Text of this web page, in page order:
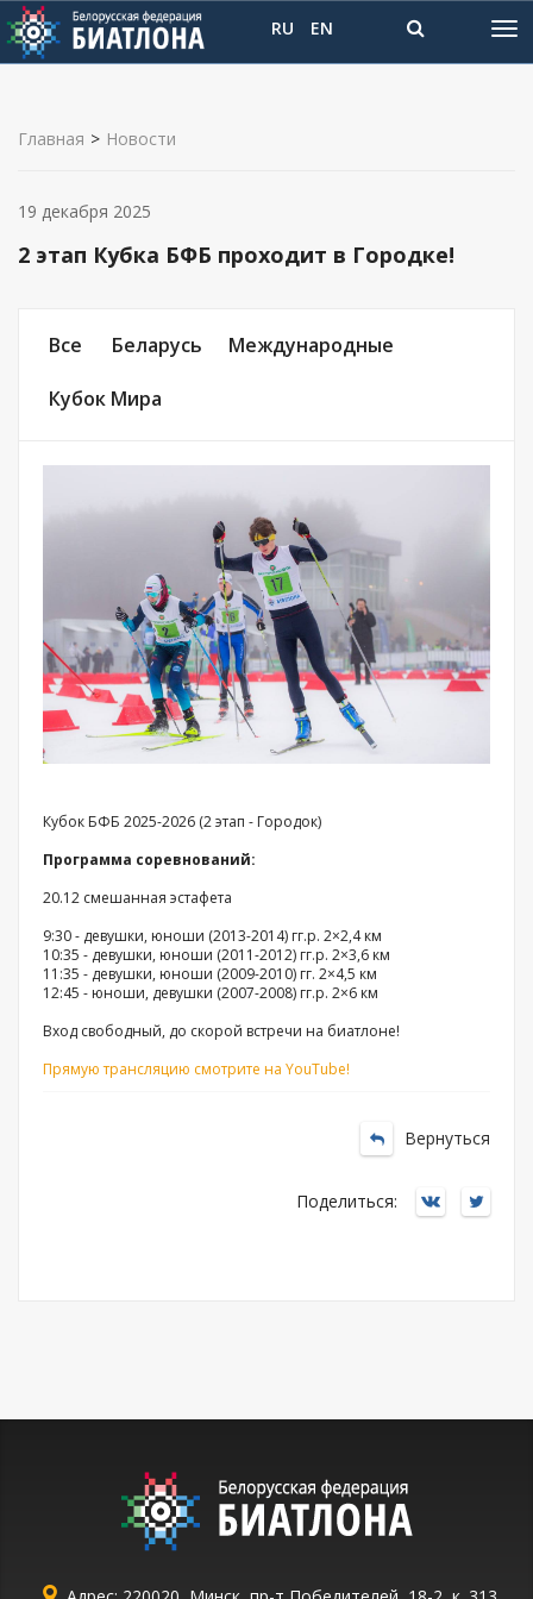
RU EN
Главная > Новости
2 этап Кубка БФБ проходит в Городке!
Все Беларусь Международные
Кубок Мира
19 декабря 2025
Кубок БФБ 2025-2026 (2 этап - Городок)
Программа соревнований:
20.12 смешанная эстафета
9:30 - девушки, юноши (2013-2014) гг.р. 2×2,4 км
10:35 - девушки, юноши (2011-2012) гг.р. 2×3,6 км
11:35 - девушки, юноши (2009-2010) гг. 2×4,5 км
12:45 - юноши, девушки (2007-2008) гг.р. 2×6 км
Вход свободный, до скорой встречи на биатлоне!
Прямую трансляцию смотрите на YouTube!
Вернуться
Поделиться: